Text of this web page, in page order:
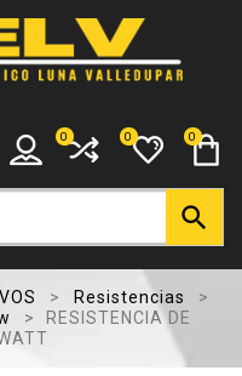
0
0
0

Resistencias
RESISTENCIA DE